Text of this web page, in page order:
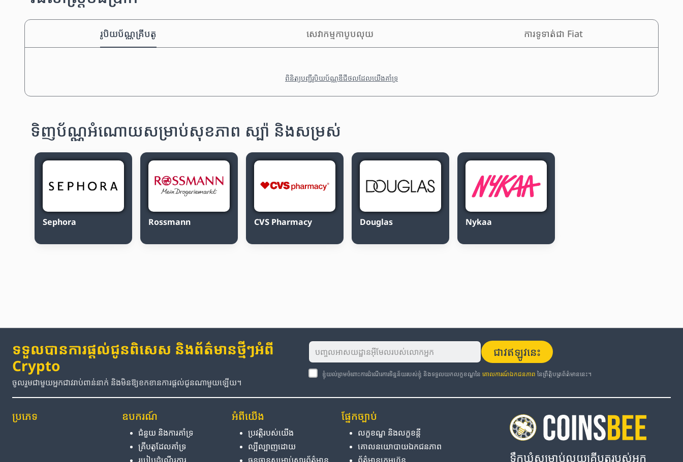
រូបិយប័ណ្ណគ្រីបតូ សេវាកម្មកាបូបលុយ ការទូទាត់ជា Fiat
ពិនិត្យបញ្ជីរូបិយប័ណ្ណឌីជីថលដែលយើងគាំទ្រ
ទិញប័ណ្ណអំណោយសម្រាប់សុខភាព ស្ប៉ា និងសម្រស់
Sephora Rossmann CVS Pharmacy Douglas Nykaa
ទទួលបានការផ្តល់ជូនពិសេស និងព័ត៌មានថ្មីៗអំពី
Crypto
ចូលរួមជាមួយអ្នកជាវរាប់ពាន់នាក់ និងមិនឱ្យខកខានការផ្តល់ជូនណាមួយឡើយ។
ជាវឥឡូវនេះ
ខ្ញុំយល់ព្រមចំពោះការដំណើរការទិន្នន័យរបស់ខ្ញុំ និងទទួលយកលក្ខខណ្ឌនៃ គោលការណ៍ឯកជនភាព នៃព្រឹត្តិបត្រព័ត៌មាននេះ។
ប្រភេទ ឧបករណ៍
ជំនួយ និង​ការ​គាំទ្រ
គ្រីបតូ​ដែល​គាំទ្រ
របៀប​ដំណើរការ
អំពី​យើង
ប្រវត្តិ​របស់​យើង
ល្បីល្បាញ​ដោយ
ធនធាន​សម្រាប់​សារព័ត៌មាន
ផ្នែក​ច្បាប់
លក្ខខណ្ឌ និង​លក្ខខន្តី
គោលនយោបាយ​ឯកជនភាព
ព័ត៌មាន​ក្រុមហ៊ុន
ទឹកឃ្មុំសម្រាប់លុយគ្រីបតូរបស់អ្នក